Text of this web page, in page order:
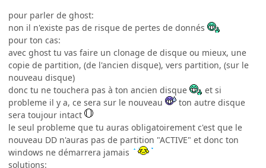
pour parler de ghost:
non il n'existe pas de risque de pertes de donnés
pour ton cas:
avec ghost tu vas faire un clonage de disque ou mieux, une
copie de partition, (de l'ancien disque), vers partition, (sur le
nouveau disque)
donc tu ne touchera pas à ton ancien disque
et si
probleme il y a, ce sera sur le nouveau
ton autre disque
sera toujour intact
le seul probleme que tu auras obligatoirement c'est que le
nouveau DD n'auras pas de partition "ACTIVE" et donc ton
windows ne démarrera jamais
solutions: